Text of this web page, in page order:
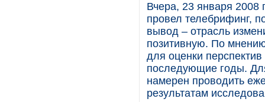
Вчера, 23 января 2008
провел телебрифинг,
вывод – отрасль
позитивную. По
для оценки
последующие годы.
намерен проводить
результатам